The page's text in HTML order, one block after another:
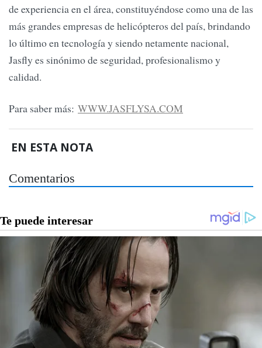
de experiencia en el área, constituyéndose como una de las
más grandes empresas de helicópteros del país, brindando
lo último en tecnología y siendo netamente nacional,
Jasfly es sinónimo de seguridad, profesionalismo y
calidad.
Para saber más: WWW.JASFLYSA.COM
EN ESTA NOTA
Comentarios